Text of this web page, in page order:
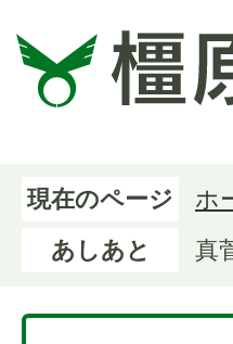
現在のページ ホ
あしあと
真